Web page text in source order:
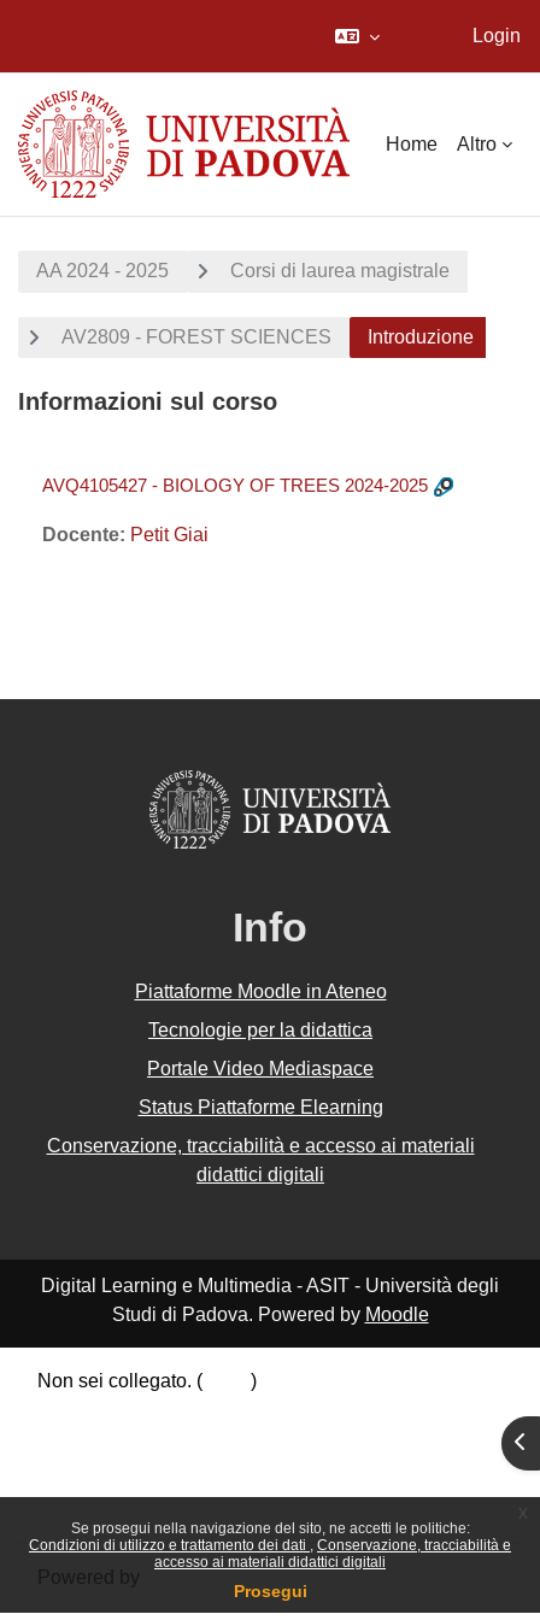
Se prosegui nella navigazione del sito, ne accetti le politiche:
Condizioni di utilizzo e trattamento dei dati
Conservazione, tracciabilità e
accesso ai materiali didattici digitali
Prosegui
Login
Home Altro
AA 2024 - 2025 Corsi di laurea magistrale
AV2809 - FOREST SCIENCES Introduzione
Informazioni sul corso
AVQ4105427 - BIOLOGY OF TREES 2024-2025
Docente: Petit Giai
Info
Piattaforme Moodle in Ateneo
Tecnologie per la didattica
Portale Video Mediaspace
Status Piattaforme Elearning
Conservazione, tracciabilità e accesso ai materiali
didattici digitali
Digital Learning e Multimedia - ASIT - Università degli
Studi di Padova. Powered by Moodle
Non sei collegato. (
)
Powered by